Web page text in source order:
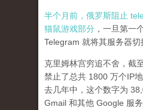
半个月前，俄罗斯阻止
猫鼠游戏部分 ，一旦第一
Telegram 就将其服务器切
克里姆林宫穷追不舍，截
禁止了总共 1800 万个IP
去几年中，这个数字为
Gmail 和其他 Google 服